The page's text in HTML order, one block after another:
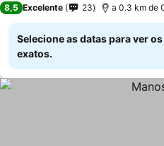
8,5 Excelente 23 a 0.3 km de
Selecione as datas para ver
exatos.